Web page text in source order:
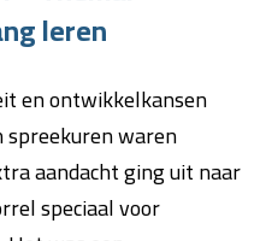
leren
en ontwikkelkansen
spreekuren waren
aandacht ging uit naar
speciaal voor